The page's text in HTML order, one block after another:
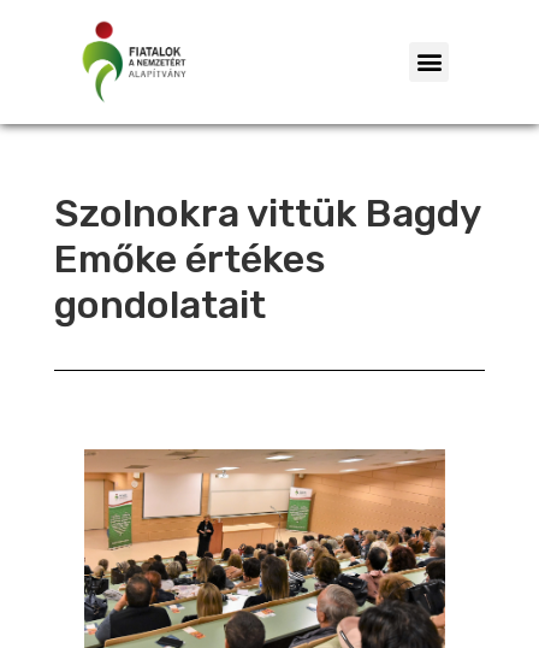
Szolnokra vittük Bagdy
Emőke értékes
gondolatait